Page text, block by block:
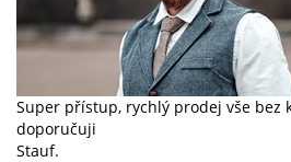
Super přístup, rychlý prodej vše bez
doporučuji ️
Stauf.